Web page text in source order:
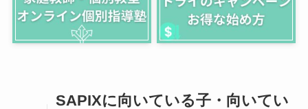
SAPIXに向いている子・向いてい